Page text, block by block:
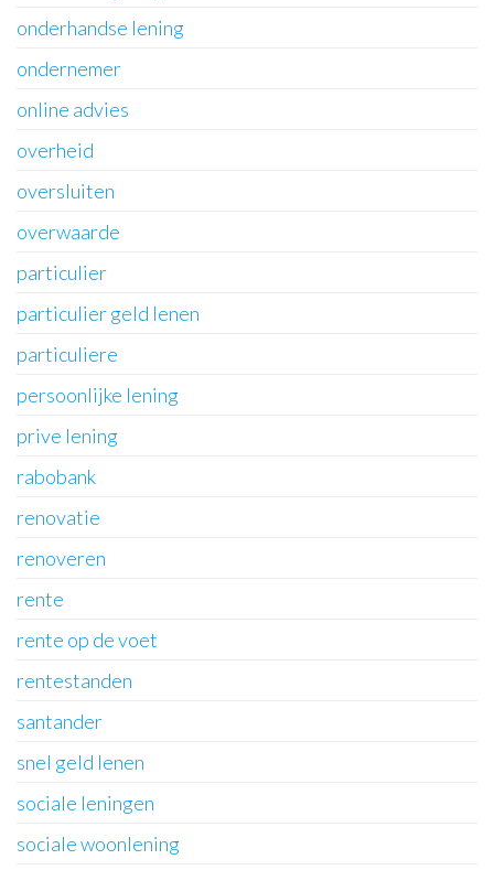
onderhandse lening
ondernemer
online advies
overheid
oversluiten
overwaarde
particulier
particulier geld lenen
particuliere
persoonlijke lening
prive lening
rabobank
renovatie
renoveren
rente
rente op de voet
rentestanden
santander
snel geld lenen
sociale leningen
sociale woonlening